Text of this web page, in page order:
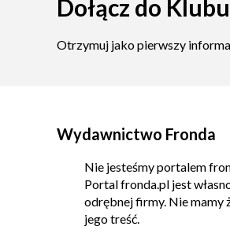
Dołącz do
Otrzymuj jako pierwszy
Wydawnictwo Fronda
Nie jesteśmy portalem
Portal fronda.pl jest
odrębnej firmy. Nie mamy
jego treść.